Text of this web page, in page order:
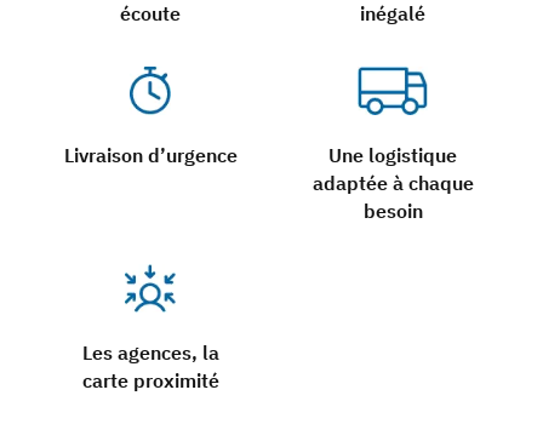
écoute
inégalé
Livraison d’urgence
Une logistique
adaptée à chaque
besoin
Les agences, la
carte proximité